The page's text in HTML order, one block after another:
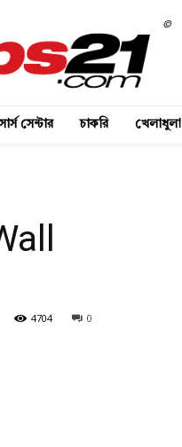
©
সেন্টার চাকরি খেলাধুলা
0
4704